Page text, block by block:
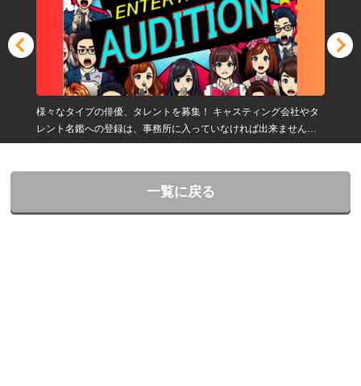
様々なタイプの俳優、タレントを募集！ キャスティング会社やタ
レント名鑑への登録は、事務所に入っていなければ出来ません。
弊社は俳優やタレントの方や志望する方の夢をお手伝いをさせて
一覧に戻る